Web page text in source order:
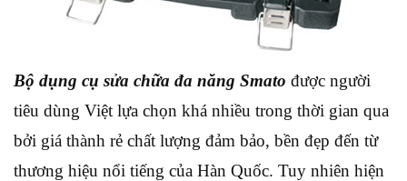
Bộ dụng cụ sửa chữa đa năng Smato được người
tiêu dùng Việt lựa chọn khá nhiều trong thời gian qua
bởi giá thành rẻ chất lượng đảm bảo, bền đẹp đến từ
thương hiệu nổi tiếng của Hàn Quốc. Tuy nhiên hiện